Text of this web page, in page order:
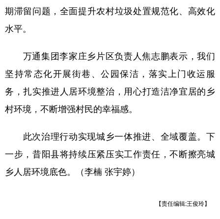
期滞留问题，全面提升农村垃圾处置规范化、高效化
水平。
万通集团李家庄乡片区负责人焦志鹏表示，我们
坚持常态化开展街巷、公园保洁，落实上门收运服
务，扎实推进人居环境整治，用心打造洁净宜居的乡
村环境，不断增强村民的幸福感。
此次治理行动实现城乡一体推进、全域覆盖。下
一步，昔阳县将持续压紧压实工作责任，不断擦亮城
乡人居环境底色。（李楠 张宇婷）
【责任编辑:王俊玲】